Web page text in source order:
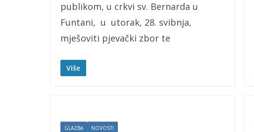
publikom, u crkvi sv. Bernarda u
Funtani, u utorak, 28. svibnja,
mješoviti pjevački zbor te
Više
GLAZBA NOVOSTI